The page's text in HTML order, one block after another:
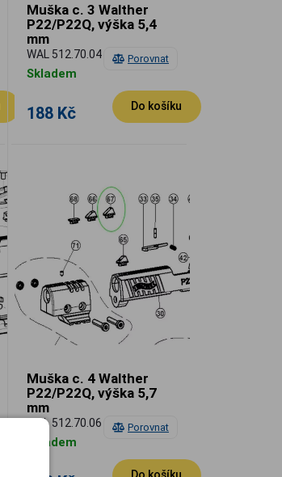
Porovnat
Muška c. 3 Walther
P22/P22Q, výška 5,4
mm
WAL 512.70.04
Skladem
188 Kč Do košíku
Porovnat
Muška c. 4 Walther
P22/P22Q, výška 5,7
mm
WAL 512.70.06
Skladem